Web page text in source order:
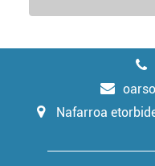
Nafarroa